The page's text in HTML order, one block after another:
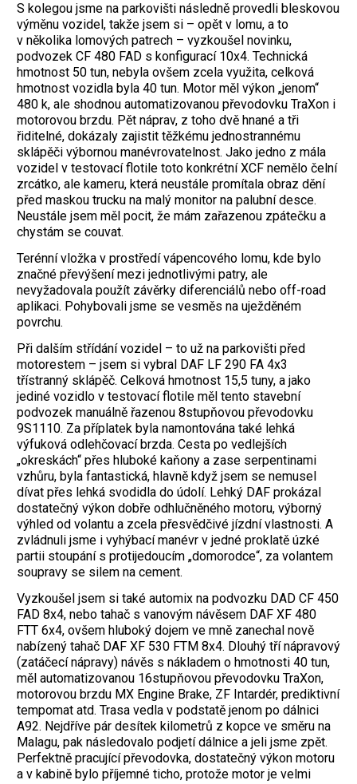
S kolegou jsme na parkovišti následně provedli bleskovou
výměnu vozidel, takže jsem si – opět v lomu, a to
v několika lomových patrech – vyzkoušel novinku,
podvozek CF 480 FAD s konfigurací 10x4. Technická
hmotnost 50 tun, nebyla ovšem zcela využita, celková
hmotnost vozidla byla 40 tun. Motor měl výkon „jenom“
480 k, ale shodnou automatizovanou převodovku TraXon i
motorovou brzdu. Pět náprav, z toho dvě hnané a tři
řiditelné, dokázaly zajistit těžkému jednostrannému
sklápěči výbornou manévrovatelnost. Jako jedno z mála
vozidel v testovací flotile toto konkrétní XCF nemělo čelní
zrcátko, ale kameru, která neustále promítala obraz dění
před maskou trucku na malý monitor na palubní desce.
Neustále jsem měl pocit, že mám zařazenou zpátečku a
chystám se couvat.
Terénní vložka v prostředí vápencového lomu, kde bylo
značné převýšení mezi jednotlivými patry, ale
nevyžadovala použít závěrky diferenciálů nebo off-road
aplikaci. Pohybovali jsme se vesměs na uježděném
povrchu.
Při dalším střídání vozidel – to už na parkovišti před
motorestem – jsem si vybral DAF LF 290 FA 4x3
třístranný sklápěč. Celková hmotnost 15,5 tuny, a jako
jediné vozidlo v testovací flotile měl tento stavební
podvozek manuálně řazenou 8stupňovou převodovku
9S1110. Za příplatek byla namontována také lehká
výfuková odlehčovací brzda. Cesta po vedlejších
„okreskách“ přes hluboké kaňony a zase serpentinami
vzhůru, byla fantastická, hlavně když jsem se nemusel
dívat přes lehká svodidla do údolí. Lehký DAF prokázal
dostatečný výkon dobře odhlučněného motoru, výborný
výhled od volantu a zcela přesvědčivé jízdní vlastnosti. A
zvládnuli jsme i vyhýbací manévr v jedné proklatě úzké
partii stoupání s protijedoucím „domorodce“, za volantem
soupravy se silem na cement.
Vyzkoušel jsem si také automix na podvozku DAD CF 450
FAD 8x4, nebo tahač s vanovým návěsem DAF XF 480
FTT 6x4, ovšem hluboký dojem ve mně zanechal nově
nabízený tahač DAF XF 530 FTM 8x4. Dlouhý tří nápravový
(zatáčecí nápravy) návěs s nákladem o hmotnosti 40 tun,
měl automatizovanou 16stupňovou převodovku TraXon,
motorovou brzdu MX Engine Brake, ZF Intardér, prediktivní
tempomat atd. Trasa vedla v podstatě jenom po dálnici
A92. Nejdříve pár desítek kilometrů z kopce ve směru na
Malagu, pak následovalo podjetí dálnice a jeli jsme zpět.
Perfektně pracující převodovka, dostatečný výkon motoru
a v kabině bylo příjemné ticho, protože motor je velmi